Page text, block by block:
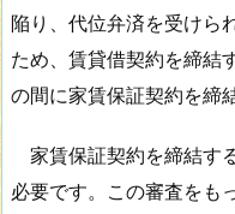
陥り、代位弁済を受けら
ため、賃貸借契約を締結
の間に家賃保証契約を締
家賃保証契約を締結す
必要です。この審査をも